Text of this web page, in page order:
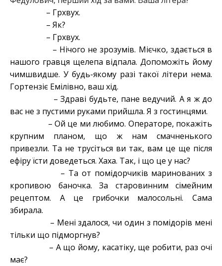
– Грхвух.
– Як?
– Грхвух.
– Нічого не зрозумів. Мієчко, здається в
нашого гравця щелепа відпала. Допоможіть йому
чимшвидше. У будь-якому разі такої літери нема.
Гортензіє Емілівно, ваш хід.
– Здраві будьте, пане ведучий. А я ж до
вас не з пустими руками прийшла. Я з гостинцями.
– Ой це ми любимо. Операторе, покажіть
крупним планом, що ж нам смачненького
привезли. Та не трусіться ви так, вам це ще після
ефіру їсти доведеться. Хаха. Так, і що це у нас?
– Та от помідорчиків маринованих з
кропивою баночка. За старовинним сімейним
рецептом. А це грибочки малосольні. Сама
збирала.
– Мені здалося, чи один з помідорів мені
тільки що підморгнув?
– А що йому, касатіку, ще робити, раз очі
має?